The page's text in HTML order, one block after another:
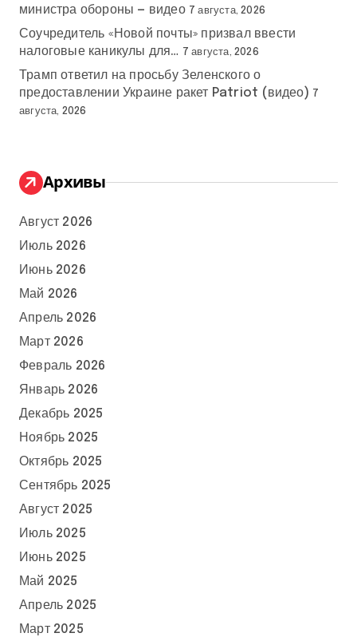
министра обороны — видео 7 августа, 2026
Соучредитель «Новой почты» призвал ввести
налоговые каникулы для… 7 августа, 2026
Трамп ответил на просьбу Зеленского о
предоставлении Украине ракет Patriot (видео) 7
августа, 2026
Архивы
Август 2026
Июль 2026
Июнь 2026
Май 2026
Апрель 2026
Март 2026
Февраль 2026
Январь 2026
Декабрь 2025
Ноябрь 2025
Октябрь 2025
Сентябрь 2025
Август 2025
Июль 2025
Июнь 2025
Май 2025
Апрель 2025
Март 2025